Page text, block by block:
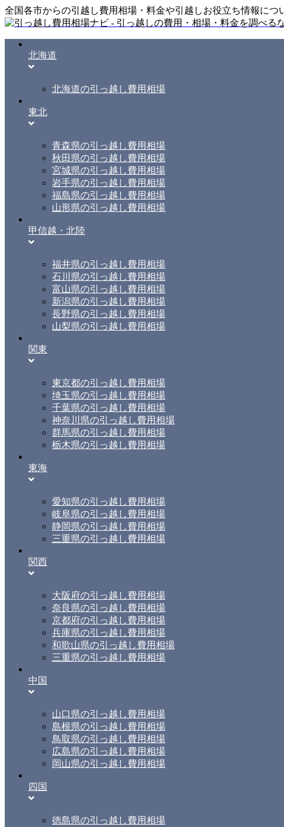
全国各市からの引越し費用相場・料金や引越しお役立ち情報につ
北海道
北海道の引っ越し費用相場
東北
青森県の引っ越し費用相場
秋田県の引っ越し費用相場
宮城県の引っ越し費用相場
岩手県の引っ越し費用相場
福島県の引っ越し費用相場
山形県の引っ越し費用相場
甲信越・北陸
福井県の引っ越し費用相場
石川県の引っ越し費用相場
富山県の引っ越し費用相場
新潟県の引っ越し費用相場
長野県の引っ越し費用相場
山梨県の引っ越し費用相場
関東
東京都の引っ越し費用相場
埼玉県の引っ越し費用相場
千葉県の引っ越し費用相場
神奈川県の引っ越し費用相場
群馬県の引っ越し費用相場
栃木県の引っ越し費用相場
東海
愛知県の引っ越し費用相場
岐阜県の引っ越し費用相場
静岡県の引っ越し費用相場
三重県の引っ越し費用相場
関西
大阪府の引っ越し費用相場
奈良県の引っ越し費用相場
京都府の引っ越し費用相場
兵庫県の引っ越し費用相場
和歌山県の引っ越し費用相場
三重県の引っ越し費用相場
中国
山口県の引っ越し費用相場
島根県の引っ越し費用相場
鳥取県の引っ越し費用相場
広島県の引っ越し費用相場
岡山県の引っ越し費用相場
四国
徳島県の引っ越し費用相場